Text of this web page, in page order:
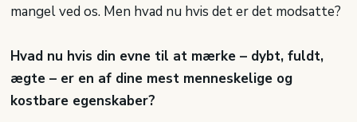
mangel ved os. Men hvad nu hvis det er det modsatte?
Hvad nu hvis din evne til at mærke – dybt, fuldt,
ægte – er en af dine mest menneskelige og
kostbare egenskaber?